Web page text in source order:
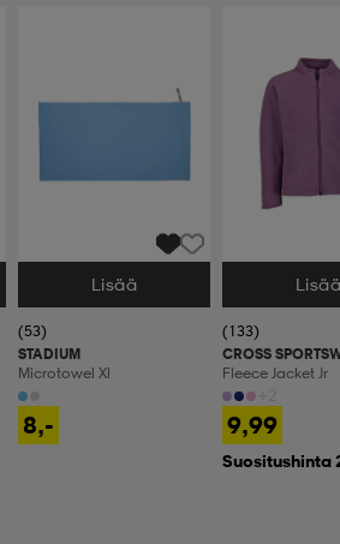
Valitse Koko
Lisää
(53)
STADIUM
Microtowel Xl
8,-
Valitse Koko
(133)
CROSS
Fleece Jacket Jr
9,99
Suositushinta